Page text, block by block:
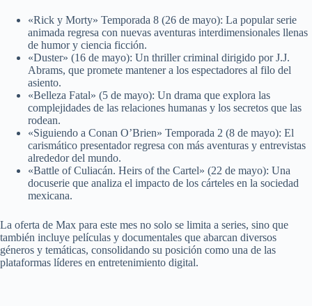
«Rick y Morty» Temporada 8 (26 de mayo): La popular serie
animada regresa con nuevas aventuras interdimensionales llenas
de humor y ciencia ficción.
«Duster» (16 de mayo): Un thriller criminal dirigido por J.J.
Abrams, que promete mantener a los espectadores al filo del
asiento.
«Belleza Fatal» (5 de mayo): Un drama que explora las
complejidades de las relaciones humanas y los secretos que las
rodean.
«Siguiendo a Conan O’Brien» Temporada 2 (8 de mayo): El
carismático presentador regresa con más aventuras y entrevistas
alrededor del mundo.
«Battle of Culiacán. Heirs of the Cartel» (22 de mayo): Una
docuserie que analiza el impacto de los cárteles en la sociedad
mexicana.
La oferta de Max para este mes no solo se limita a series, sino que
también incluye películas y documentales que abarcan diversos
géneros y temáticas, consolidando su posición como una de las
plataformas líderes en entretenimiento digital.